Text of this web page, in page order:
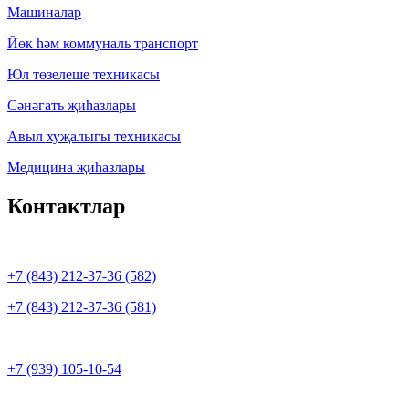
Машиналар
Йөк һәм коммуналь транспорт
Юл төзелеше техникасы
Сәнәгать җиһазлары
Авыл хуҗалыгы техникасы
Медицина җиһазлары
Контактлар
+7 (843) 212-37-36 (582)
+7 (843) 212-37-36 (581)
+7 (939) 105-10-54